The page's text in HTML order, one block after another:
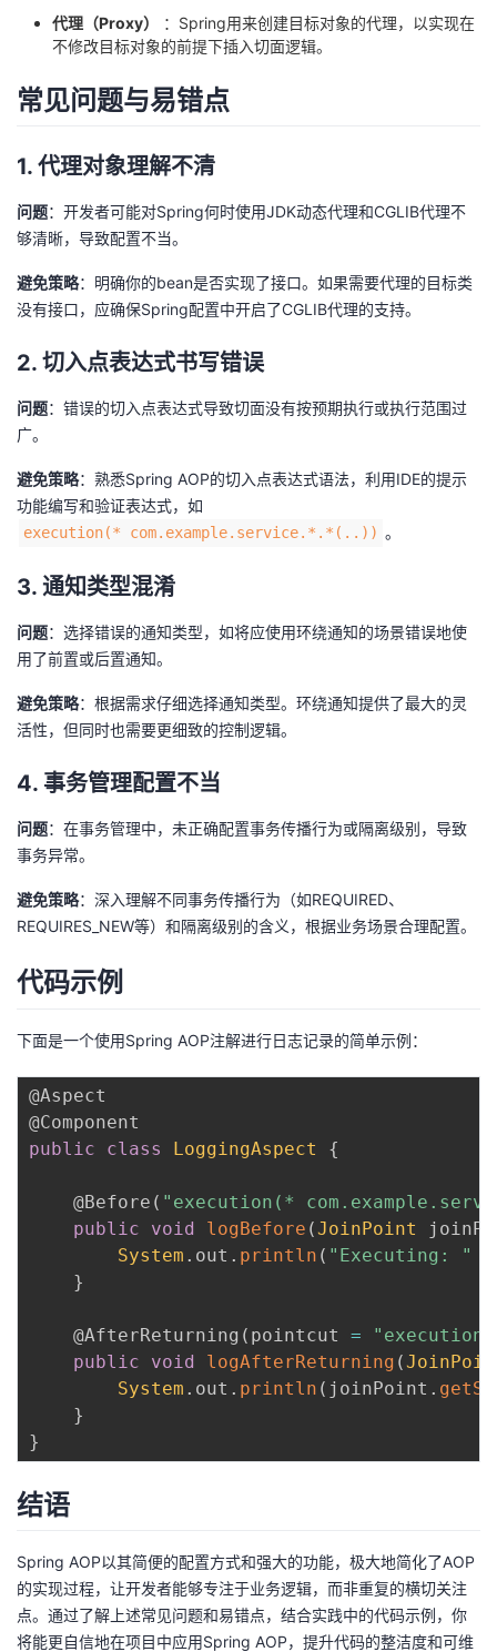
注
验
收
议
代理（Proxy）
：Spring用来创建目标对象的代理，以实现在
不修改目标对象的前提下插入切面逻辑。
常见问题与易错点
1. 代理对象理解不清
问题：开发者可能对Spring何时使用JDK动态代理和CGLIB代理不
够清晰，导致配置不当。
避免策略：明确你的bean是否实现了接口。如果需要代理的目标类
没有接口，应确保Spring配置中开启了CGLIB代理的支持。
2. 切入点表达式书写错误
问题：错误的切入点表达式导致切面没有按预期执行或执行范围过
广。
避免策略：熟悉Spring AOP的切入点表达式语法，利用IDE的提示
功能编写和验证表达式，如
execution(* com.example.service.*.*(..)) 。
3. 通知类型混淆
问题：选择错误的通知类型，如将应使用环绕通知的场景错误地使
用了前置或后置通知。
避免策略：根据需求仔细选择通知类型。环绕通知提供了最大的灵
活性，但同时也需要更细致的控制逻辑。
4. 事务管理配置不当
问题：在事务管理中，未正确配置事务传播行为或隔离级别，导致
事务异常。
避免策略：深入理解不同事务传播行为（如REQUIRED、
REQUIRES_NEW等）和隔离级别的含义，根据业务场景合理配置。
代码示例
下面是一个使用Spring AOP注解进行日志记录的简单示例：
@Aspect
@Component
public
class LoggingAspect {
@Before ( "execution(*
public
void logBefore (JoinPoint
System . out . println ( "Executing: "
}
@AfterReturning ( pointcut =
public
void logAfterReturning (
System . out . println ( joinPoint .
}
}
结语
Spring AOP以其简便的配置方式和强大的功能，极大地简化了AOP
的实现过程，让开发者能够专注于业务逻辑，而非重复的横切关注
点。通过了解上述常见问题和易错点，结合实践中的代码示例，你
将能更自信地在项目中应用Spring AOP，提升代码的整洁度和可维